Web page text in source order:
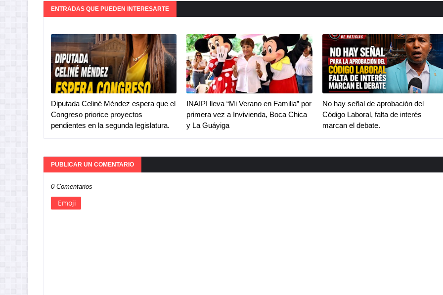
ENTRADAS QUE PUEDEN INTERESARTE
Diputada Celiné Méndez espera que el
Congreso priorice proyectos
pendientes en la segunda legislatura.
INAIPI lleva “Mi Verano en Familia” por
primera vez a Invivienda, Boca Chica
y La Guáyiga
No hay señal de aprobación del
Código Laboral, falta de interés
marcan el debate.
PUBLICAR UN COMENTARIO
0 Comentarios
Emoji